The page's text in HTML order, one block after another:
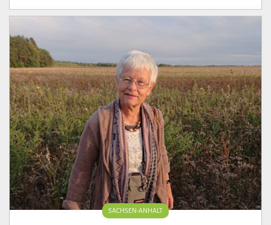
SACHSEN-ANHALT